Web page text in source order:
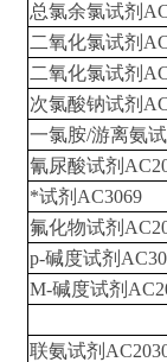
总氯余氯试剂
二氧化氯试剂
二氧化氯试剂
次氯酸钠试剂
一氯胺/游离氨
氰尿酸试剂
*试剂AC3069
氟化物试剂
p-碱度试剂
M-碱度试剂
联氨试剂